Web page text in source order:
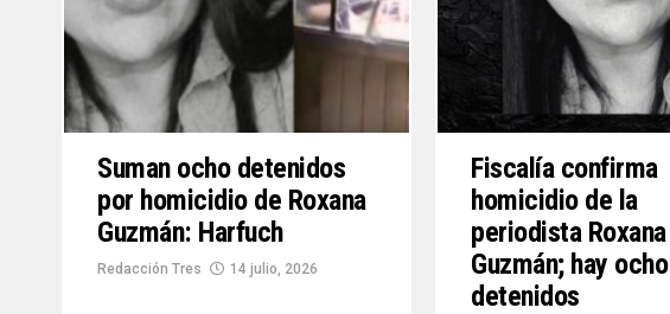
Suman ocho detenidos
por homicidio de Roxana
Guzmán: Harfuch
Redacción Tres 14 julio, 2026
Fiscalía confirma
homicidio de la
periodista Roxana
Guzmán; hay ocho
detenidos